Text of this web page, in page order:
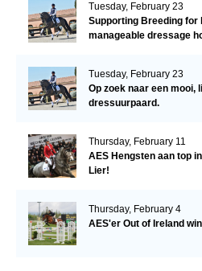
Tuesday, February 23
Supporting Breeding for
manageable dressage
Tuesday, February 23
Op zoek naar een mooi,
dressuurpaard.
Thursday, February 11
AES Hengsten aan top
Lier!
Thursday, February 4
AES'er Out of Ireland